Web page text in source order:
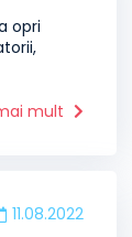
opri
mult
11.08.2022